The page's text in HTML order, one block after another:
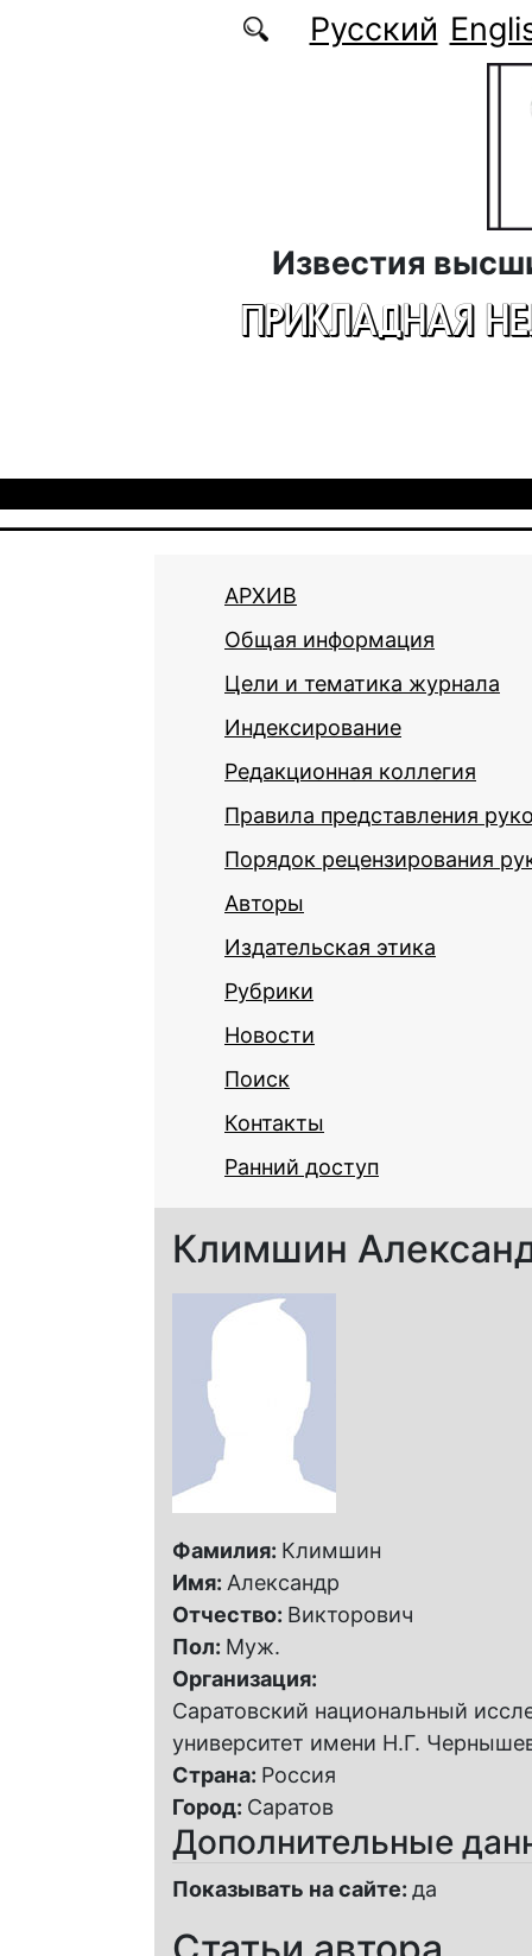
Перейти к основному содержаниюРусский
Известия
ПРИКЛАДНАЯ
АРХИВ
Общая информация
Цели и тематика журнала
Индексирование
Редакционная коллегия
Правила представления
Порядок рецензирования
Авторы
Издательская этика
Рубрики
Новости
Поиск
Контакты
Ранний доступ
Климшин
Фамилия: Климшин
Имя: Александр
Отчество: Викторович
Пол: Муж.
Организация:
Саратовский национальный
университет имени Н.Г.
Страна: Россия
Город: Саратов
Дополнительные
Показывать на сайте: да